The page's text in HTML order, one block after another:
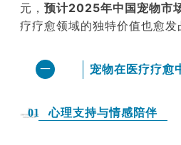
元， 预计2025年中国宠物市
疗疗愈领域的独特价值也愈
一 宠物在医疗疗愈
01 心理支持与情感陪伴